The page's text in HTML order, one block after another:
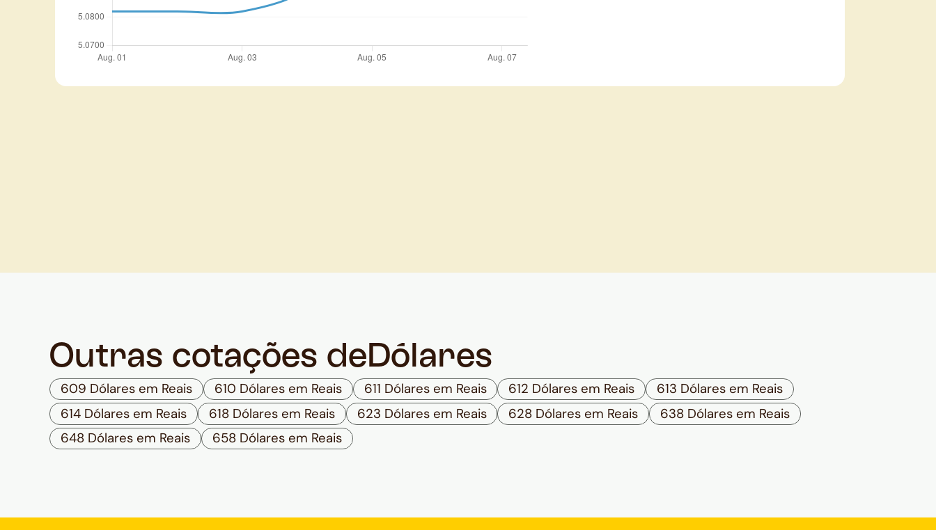
Outras cotações de Dólares
609 Dólares em Reais 610 Dólares em Reais 611 Dólares em Reais 612 Dólares em Reais
613 Dólares em Reais
614 Dólares em Reais
618 Dólares em Reais 623 Dólares em Reais 628 Dólares em Reais
638 Dólares em Reais
648 Dólares em Reais
658 Dólares em Reais